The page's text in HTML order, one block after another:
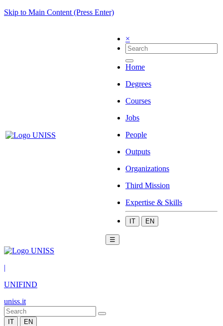
Skip to Main Content (Press Enter)
×
Home
Degrees
Courses
Jobs
People
Outputs
Organizations
Third Mission
Expertise & Skills
IT EN
☰
|
UNIFIND
uniss.it
IT EN